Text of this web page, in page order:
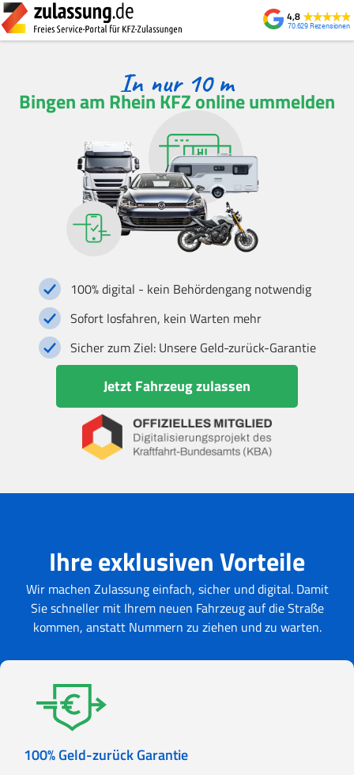
4,8
70.629
Bingen am Rhein KFZ online ummelden
100% digital - kein Behördengang notwendig
Sofort losfahren, kein Warten mehr
Sicher zum Ziel: Unsere Geld-zurück-Garantie
Jetzt Fahrzeug zulassen
Ihre exklusiven Vorteile
Wir machen Zulassung einfach, sicher und digital. Damit
Sie schneller mit Ihrem neuen Fahrzeug auf die Straße
kommen, anstatt Nummern zu ziehen und zu warten.
100% Geld-zurück Garantie